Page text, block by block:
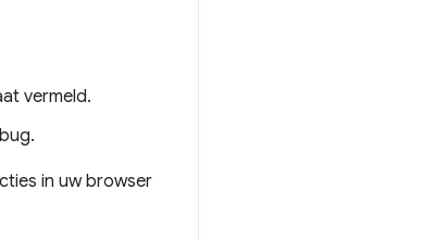
vermeld.
in uw browser